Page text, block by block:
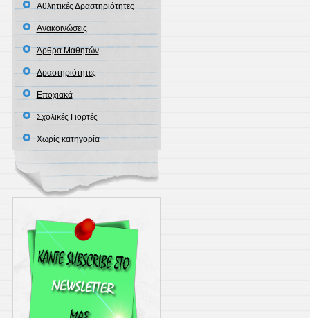
Αθλητικές Δραστηριότητες
Ανακοινώσεις
Άρθρα Μαθητών
Δραστηριότητες
Εποχιακά
Σχολικές Γιορτές
Χωρίς κατηγορία